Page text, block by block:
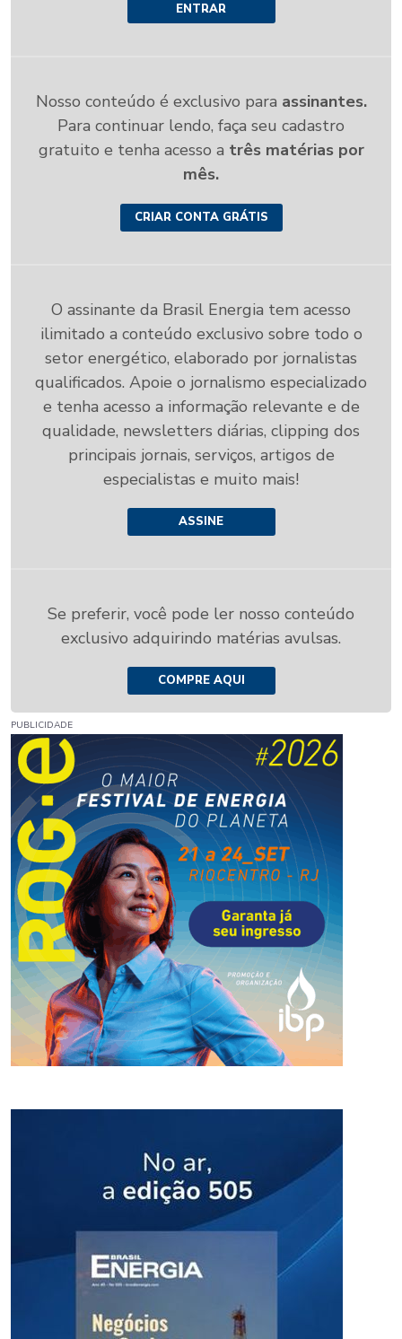
ENTRAR
Nosso conteúdo é exclusivo para assinantes.
Para continuar lendo, faça seu cadastro
gratuito e tenha acesso a três matérias por
mês.
CRIAR CONTA GRÁTIS
O assinante da Brasil Energia tem acesso
ilimitado a conteúdo exclusivo sobre todo o
setor energético, elaborado por jornalistas
qualificados. Apoie o jornalismo especializado
e tenha acesso a informação relevante e de
qualidade, newsletters diárias, clipping dos
principais jornais, serviços, artigos de
especialistas e muito mais!
ASSINE
Se preferir, você pode ler nosso conteúdo
exclusivo adquirindo matérias avulsas.
COMPRE AQUI
PUBLICIDADE